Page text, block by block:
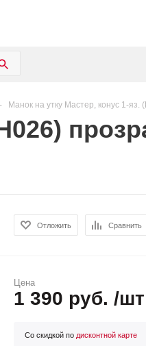
- Манок на утку Мастер, конус 1-яз.
Отложить Сравнить
Цена
1 390 руб. /шт
Со скидкой подисконтной карте